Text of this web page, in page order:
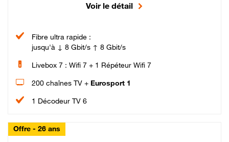
Voir le détail
Fibre ultra rapide :
jusqu'à ↓ 8 Gbit/s ↑ 8 Gbit/s
Livebox 7 : Wifi 7 + 1 Répéteur Wifi 7
200 chaînes TV + Eurosport 1
1 Décodeur TV 6
Offre - 26 ans